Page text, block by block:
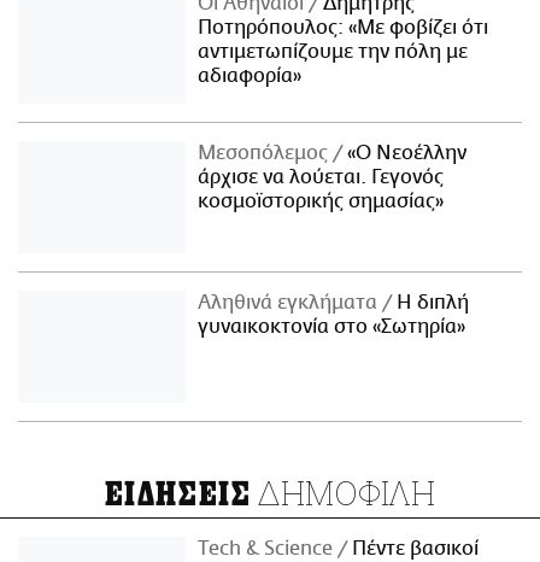
Ποτηρόπουλος: «Με φοβίζει ότι
αντιμετωπίζουμε την πόλη με
αδιαφορία»
Μεσοπόλεμος
«Ο Νεοέλλην
άρχισε να λούεται. Γεγονός
κοσμοϊστορικής σημασίας»
Αληθινά εγκλήματα
Η διπλή
γυναικοκτονία στο «Σωτηρία»
ΕΙΔΗΣΕΙΣ ΔΗΜΟΦΙΛΗ
Τech & Science Πέντε βασικοί